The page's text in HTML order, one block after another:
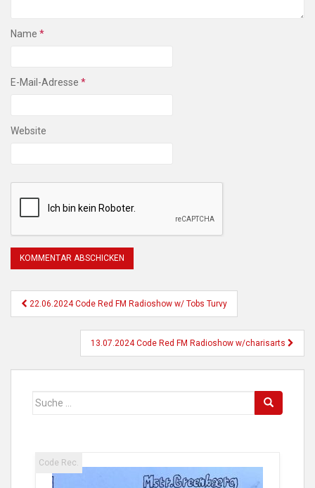
Name *
E-Mail-Adresse *
Website
Beitragsnavigation
22.06.2024 Code Red FM Radioshow w/ Tobs Turvy
13.07.2024 Code Red FM Radioshow w/charisarts
Suche
Code Rec.